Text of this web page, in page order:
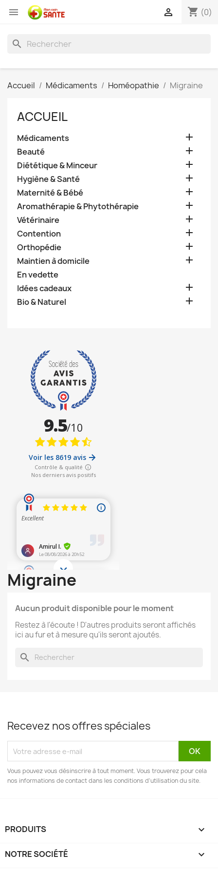
 shopping_cart (0)

search
Accueil Médicaments Homéopathie Migraine
ACCUEIL
Médicaments 
Beauté 
Diététique & Minceur 
Hygiène & Santé 
Maternité & Bébé 
Aromathérapie & Phytothérapie 
Vétérinaire 
Contention 
Orthopédie 
Maintien à domicile 
En vedette
Idées cadeaux

Bio & Naturel 
Migraine
Aucun produit disponible pour le moment
Restez à l'écoute ! D'autres produits seront affichés
ici au fur et à mesure qu'ils seront ajoutés.
search
Recevez nos offres spéciales
Vous pouvez vous désinscrire à tout moment. Vous trouverez pour cela
nos informations de contact dans les conditions d'utilisation du site.
PRODUITS 
NOTRE SOCIÉTÉ 